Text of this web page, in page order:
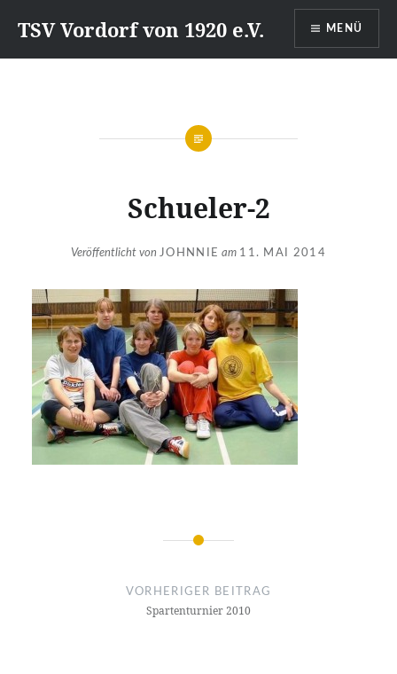
zumTSV Vordorf von 1920 e.V. MENÜ
Schueler-2
Veröffentlicht von JOHNNIE am 11. MAI 2014
Beitragsnavigation
VORHERIGER BEITRAG
Spartenturnier 2010